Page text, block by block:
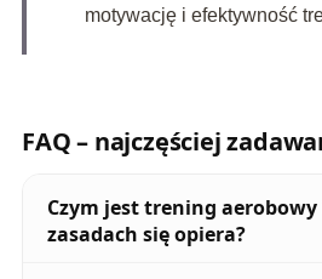
motywację i efektywność
FAQ – najczęściej
Czym jest trening
zasadach się opiera?